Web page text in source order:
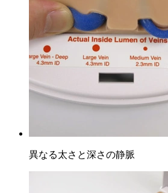
異なる太さと深さの静脈